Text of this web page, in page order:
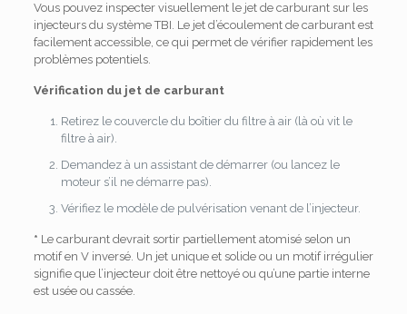
Vous pouvez inspecter visuellement le jet de carburant sur les
injecteurs du système TBI. Le jet d’écoulement de carburant est
facilement accessible, ce qui permet de vérifier rapidement les
problèmes potentiels.
Vérification du jet de carburant
Retirez le couvercle du boîtier du filtre à air (là où vit le
filtre à air).
Demandez à un assistant de démarrer (ou lancez le
moteur s’il ne démarre pas).
Vérifiez le modèle de pulvérisation venant de l’injecteur.
* Le carburant devrait sortir partiellement atomisé selon un
motif en V inversé. Un jet unique et solide ou un motif irrégulier
signifie que l’injecteur doit être nettoyé ou qu’une partie interne
est usée ou cassée.